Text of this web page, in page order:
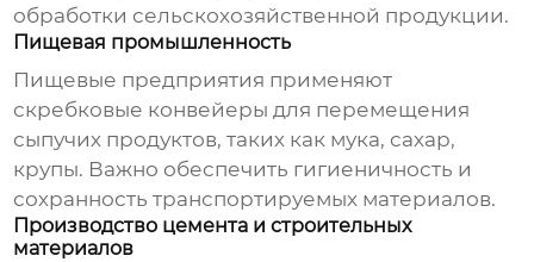
обработки сельскохозяйственной продукции.
Пищевая промышленность
Пищевые предприятия применяют
скребковые конвейеры для перемещения
сыпучих продуктов, таких как мука, сахар,
крупы. Важно обеспечить гигиеничность и
сохранность транспортируемых материалов.
Производство цемента и строительных
материалов